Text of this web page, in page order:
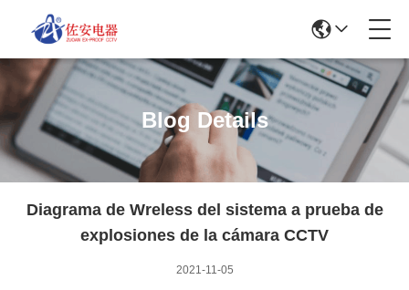
Blog Details
Diagrama de Wreless del sistema a prueba de
explosiones de la cámara CCTV
2021-11-05